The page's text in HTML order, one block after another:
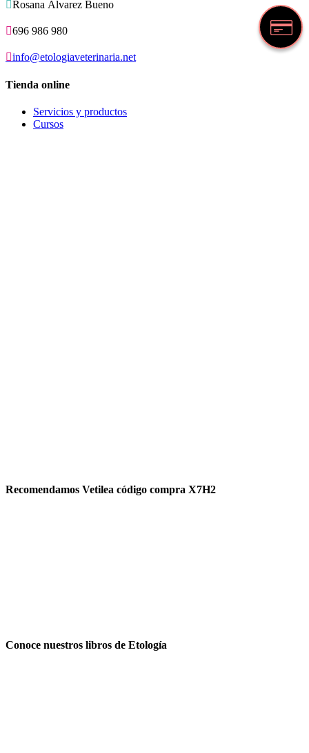
Rosana Álvarez Bueno
696 986 980
info@etologiaveterinaria.net
Tienda online
Servicios y productos
Cursos
Recomendamos Vetilea código compra X7H2
Conoce nuestros libros de Etología